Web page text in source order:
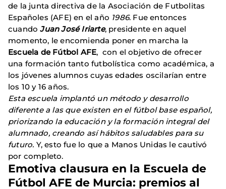
de la junta directiva de la Asociación de Futbolitas
Españoles (AFE) en el año 1986. Fue entonces
cuandoJuan José Iriarte, presidente en aquel
momento, le encomienda poner en marcha la
Escuela de Fútbol AFE, con el objetivo de ofrecer
una formación tanto futbolística como académica, a
los jóvenes alumnos cuyas edades oscilarían entre
los 10 y 16 años.
Esta escuela implantó un método y desarrollo
diferente a las que existen en el fútbol base español,
priorizando la educación y la formación integral del
alumnado, creando así hábitos saludables para su
futuro. Y, esto fue lo que a Manos Unidas le cautivó
por completo.
Emotiva clausura en la Escuela de
Fútbol AFE de Murcia: premios al